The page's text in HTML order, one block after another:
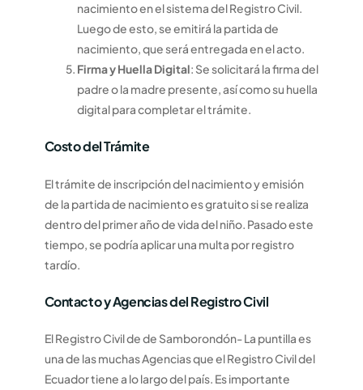
nacimiento en el sistema del Registro Civil.
Luego de esto, se emitirá la partida de
nacimiento, que será entregada en el acto.
Firma y Huella Digital: Se solicitará la firma del
padre o la madre presente, así como su huella
digital para completar el trámite.
Costo del Trámite
El trámite de inscripción del nacimiento y emisión
de la partida de nacimiento es gratuito si se realiza
dentro del primer año de vida del niño. Pasado este
tiempo, se podría aplicar una multa por registro
tardío.
Contacto y Agencias del Registro Civil
El Registro Civil de de Samborondón- La puntilla es
una de las muchas Agencias que el Registro Civil del
Ecuador tiene a lo largo del país. Es importante